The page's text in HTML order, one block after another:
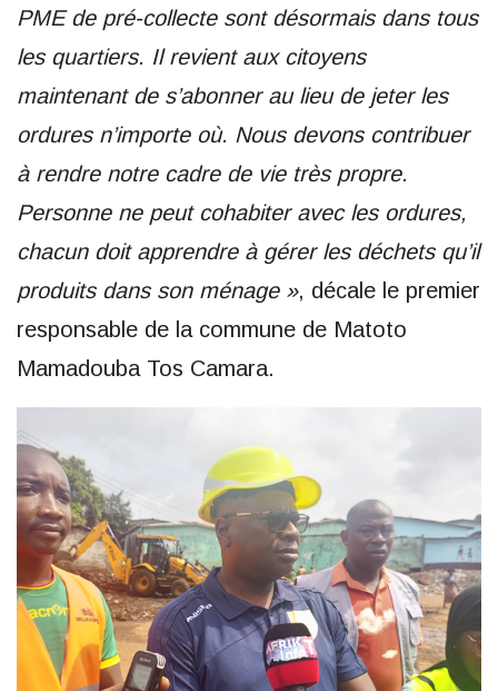
PME de pré-collecte sont désormais dans tous
les quartiers. Il revient aux citoyens
maintenant de s’abonner au lieu de jeter les
ordures n’importe où. Nous devons contribuer
à rendre notre cadre de vie très propre.
Personne ne peut cohabiter avec les ordures,
chacun doit apprendre à gérer les déchets qu’il
produits dans son ménage », décale le premier
responsable de la commune de Matoto
Mamadouba Tos Camara.